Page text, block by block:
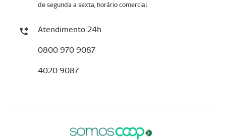
de segunda a sexta, horário comercial
Atendimento 24h
0800 970 9087
4020 9087